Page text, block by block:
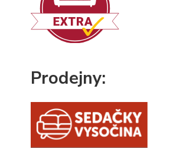
Prodejny: